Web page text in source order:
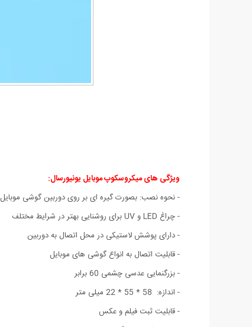
ویژگی های میکروسکوپ موبایل یونیورسال:
- نحوه نصب: بصورت گیره ای بر روی دوربین گوشی موبایل
- چراغ LED و UV برای روشنایی بهتر در شرایط مختلف
- دارای پوشش لاستیکی در محل اتصال به دوربین
- قابلیت اتصال به انواع گوشی های موبایل
- بزرگنمایی عدسی چشمی 60 برابر
- اندازه: 58 * 55 * 22 میلی متر
- قابلیت ثبت فیلم و عکس